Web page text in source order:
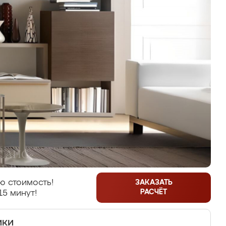
стоимость!
минут!
ЗАКАЗАТЬ
РАСЧЁТ